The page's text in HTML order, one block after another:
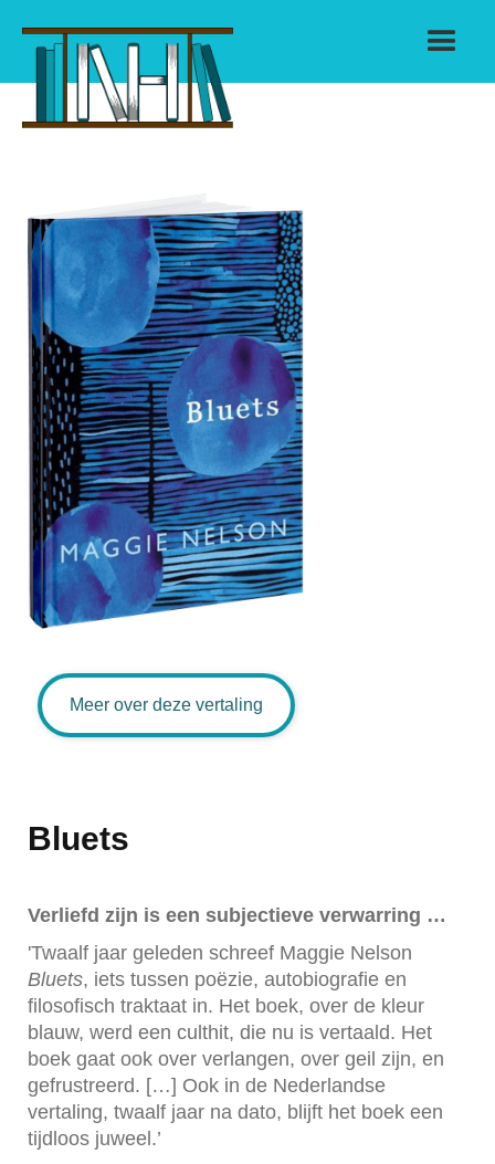
Bluets
Verliefd zijn is een subjectieve verwarring …
'Twaalf jaar geleden schreef Maggie Nelson
Bluets, iets tussen poëzie, autobiografie en
filosofisch traktaat in. Het boek, over de kleur
blauw, werd een culthit, die nu is vertaald. Het
boek gaat ook over verlangen, over geil zijn, en
gefrustreerd. […] Ook in de Nederlandse
vertaling, twaalf jaar na dato, blijft het boek een
tijdloos juweel.’
Meer over deze vertaling